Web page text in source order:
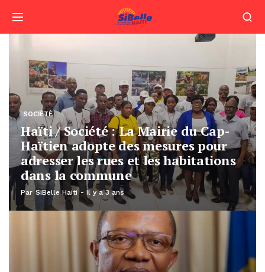
SOCIÉTÉ
Haïti / Société / OPC: Présentation
des résultats de l’OPC sur les
violences basées sur le genre
Par SiBelle Haiti Il y a 3 ans